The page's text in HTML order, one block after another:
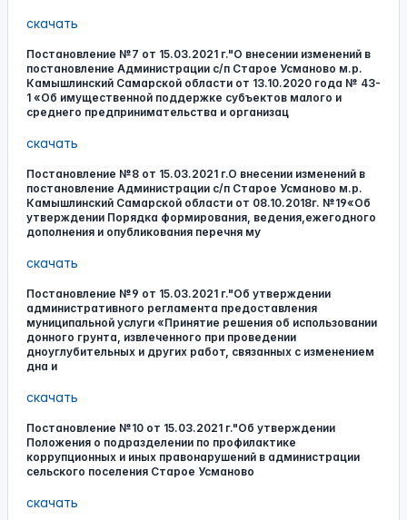
скачать
Постановление №7 от 15.03.2021 г."О внесении изменений в
постановление Администрации с/п Старое Усманово м.р.
Камышлинский Самарской области от 13.10.2020 года № 43-
1 «Об имущественной поддержке субъектов малого и
среднего предпринимательства и организац
скачать
Постановление №8 от 15.03.2021 г.О внесении изменений в
постановление Администрации с/п Старое Усманово м.р.
Камышлинский Самарской области от 08.10.2018г. №19«Об
утверждении Порядка формирования, ведения,ежегодного
дополнения и опубликования перечня му
скачать
Постановление №9 от 15.03.2021 г."Об утверждении
административного регламента предоставления
муниципальной услуги «Принятие решения об использовании
донного грунта, извлеченного при проведении
дноуглубительных и других работ, связанных с изменением
дна и
скачать
Постановление №10 от 15.03.2021 г."Об утверждении
Положения о подразделении по профилактике
коррупционных и иных правонарушений в администрации
сельского поселения Старое Усманово
скачать